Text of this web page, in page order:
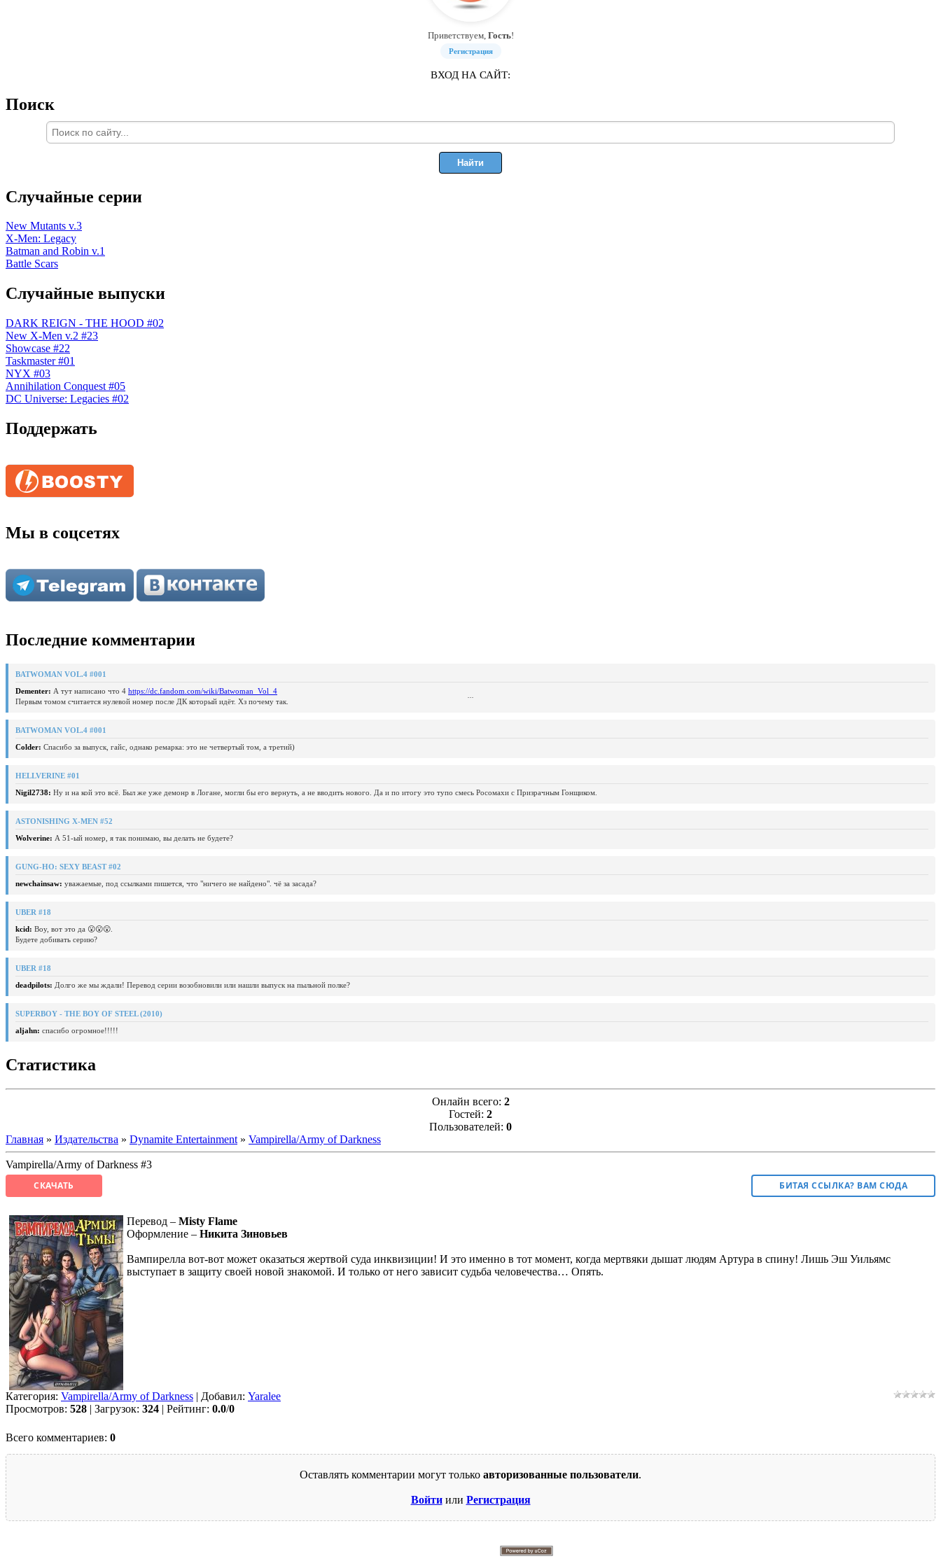
Приветствуем, Гость!
Регистрация
ВХОД НА САЙТ:
Поиск
Случайные серии
New Mutants v.3
X-Men: Legacy
Batman and Robin v.1
Battle Scars
Случайные выпуски
DARK REIGN - THE HOOD #02
New X-Men v.2 #23
Showcase #22
Taskmaster #01
NYX #03
Annihilation Conquest #05
DC Universe: Legacies #02
Поддержать
Мы в соцсетях
Последние комментарии
BATWOMAN VOL.4 #001
Dementer: А тут написано что 4 https://dc.fandom.com/wiki/Batwoman_Vol_4
Первым томом считается нулевой номер после ДК который идёт. Хз почему так.
BATWOMAN VOL.4 #001
Colder: Спасибо за выпуск, гайс, однако ремарка: это не четвертый том, а третий)
HELLVERINE #01
Nigil2738: Ну и на кой это всё. Был же уже демонр в Логане, могли бы его вернуть, а не вводить нового. Да и по итогу это тупо смесь Росомахи с Призрачным Гонщиком.
ASTONISHING X-MEN #52
Wolverine: А 51-ый номер, я так понимаю, вы делать не будете?
GUNG-HO: SEXY BEAST #02
newchainsaw: уважаемые, под ссылками пишется, что "ничего не найдено". чё за засада?
UBER #18
kcid: Воу, вот это да 😮😮😮.
Будете добивать серию?
UBER #18
deadpilots: Долго же мы ждали! Перевод серии возобновили или нашли выпуск на пыльной полке?
SUPERBOY - THE BOY OF STEEL (2010)
aljahn: спасибо огромное!!!!!
Статистика
Онлайн всего: 2
Гостей: 2
Пользователей: 0
Главная » Издательства » Dynamite Entertainment » Vampirella/Army of Darkness
Vampirella/Army of Darkness #3
СКАЧАТЬ
БИТАЯ ССЫЛКА? ВАМ СЮДА
Перевод – Misty Flame
Оформление – Никита Зиновьев
Вампирелла вот-вот может оказаться жертвой суда инквизиции! И это именно в тот момент, когда мертвяки дышат людям Артура в спину! Лишь Эш Уильямс
выступает в защиту своей новой знакомой. И только от него зависит судьба человечества… Опять.
Категория: Vampirella/Army of Darkness | Добавил: Yaralee
Просмотров: 528 | Загрузок: 324 | Рейтинг: 0.0/0
Всего комментариев: 0
Оставлять комментарии могут только авторизованные пользователи.
Войтиили Регистрация